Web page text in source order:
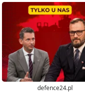
defence24.pl